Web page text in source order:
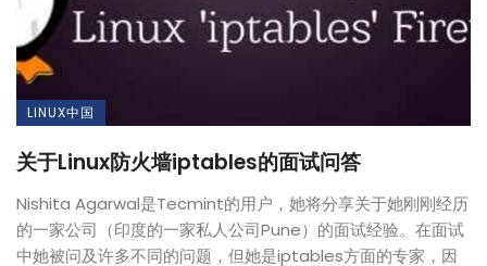
LINUX中国
关于Linux防火墙iptables的面试问答
Nishita Agarwal是Tecmint的用户，她将分享关于她刚刚经历
的一家公司（印度的一家私人公司Pune）的面试经验。在面试
中她被问及许多不同的问题，但她是iptables方面的专家，因